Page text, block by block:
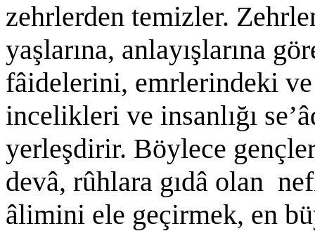
zehrlerden temizler.
yaşlarına, anlayışlarına
fâidelerini, emrlerindeki
incelikleri ve insanlığı
yerleşdirir. Böylece
devâ, rûhlara gıdâ olan
âlimini ele geçirmek, en